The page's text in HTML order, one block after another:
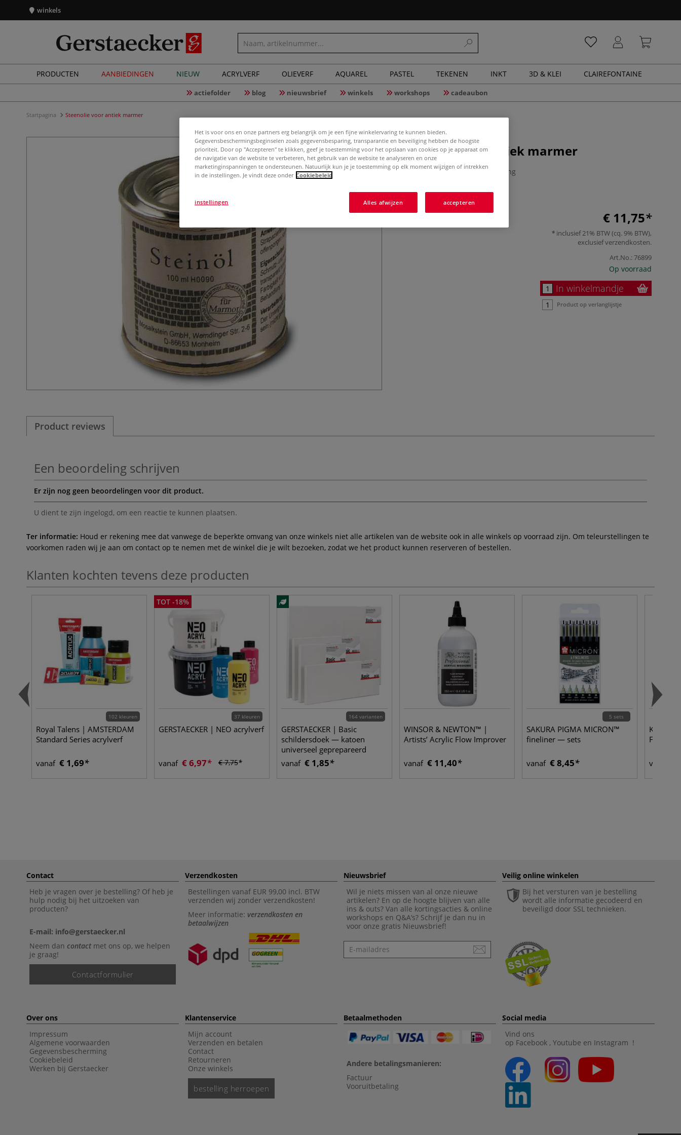
winkels
PRODUCTEN AANBIEDINGEN NIEUW ACRYLVERF OLIEVERF AQUAREL PASTEL TEKENEN INKT 3D & KLEI CLAIREFONTAINE
actiefolder blog nieuwsbrief winkels workshops cadeaubon
Startpagina Steenolie voor antiek marmer
Steenolie voor antiek marmer
0 Beoordeling
Meer
€ 11,75
inclusief 21% BTW (cq. 9% BTW),
exclusiefverzendkosten.
Art.No.:76899
Op voorraad
In winkelmandje
Product op verlanglijstje
Product reviews
Een beoordeling schrijven
Er zijn nog geen beoordelingen voor dit product.
U dient te zijn ingelogd, om een reactie te kunnen plaatsen.
Ter informatie: Houd er rekening mee dat vanwege de beperkte omvang van onze winkels niet alle artikelen van de website ook in alle winkels op voorraad zijn. Om teleurstellingen te
voorkomen raden wij je aan om contact op te nemen met de winkel die je wilt bezoeken, zodat we het product kunnen reserveren of bestellen.
Klanten kochten tevens deze producten
102 kleuren
Royal Talens | AMSTERDAM
Standard Series acrylverf
vanaf € 1,69
TOT -18%
37 kleuren
GERSTAECKER | NEO acrylverf
vanaf € 6,97 € 7,75
164 varianten
GERSTAECKER | Basic
schildersdoek — katoen
universeel geprepareerd
vanaf € 1,85
WINSOR & NEWTON™ |
Artists’ Acrylic Flow Improver
vanaf € 11,40
5 sets
SAKURA PIGMA MICRON™
fineliner — sets
vanaf € 8,45
Kreul
FLUID
vanaf
Contact
Heb je vragen over je bestelling? Of heb je
hulp nodig bij het uitzoeken van
producten?
E-mail: info@gerstaecker.nl
Neem dan contactmet ons op, we helpen
je graag!
Contactformulier
Verzendkosten
Bestellingen vanaf EUR 99,00 incl. BTW
verzenden wij zonder verzendkosten!
Meer informatie: verzendkosten en
betaalwijzen
Nieuwsbrief
Wil je niets missen van al onze nieuwe
artikelen? En op de hoogte blijven van alle
ins & outs? Van alle kortingsacties & online
workshops en Q&A’s? Schrijf je dan nu in
voor onze gratis Nieuwsbrief!
Nieuwsbrief
Veilig online winkelen
Bij het versturen van je bestelling
wordt alle informatie gecodeerd en
beveiligd door SSL technieken.
Over ons
Impressum
Algemene voorwaarden
Gegevensbescherming
Cookiebeleid
Werken bij Gerstaecker
Klantenservice
Mijn account
Verzenden en betalen
Contact
Retourneren
Onze winkels
bestelling herroepen
Betaalmethoden
Andere betalingsmanieren:
Factuur
Vooruitbetaling
Social media
Vind ons
op Facebook , Youtube en Instagram !
Het is voor ons en onze partners erg belangrijk om je een fijne winkelervaring te kunnen bieden.
Gegevensbeschermingsbeginselen zoals gegevensbesparing, transparantie en beveiliging hebben de hoogste
prioriteit. Door op "Accepteren" te klikken, geef je toestemming voor het opslaan van cookies op je apparaat om
de navigatie van de website te verbeteren, het gebruik van de website te analyseren en onze
marketinginspanningen te ondersteunen. Natuurlijk kun je je toestemming op elk moment wijzigen of intrekken
in de instellingen. Je vindt deze onder Cookiebeleid
Alles afwijzen accepteren
instellingen